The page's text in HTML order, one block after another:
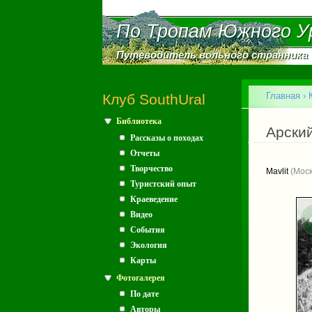
По Тропам Южного
По Тропам Южного
Путеводитель вольного странника
Путеводитель вольного странника
Клуб SouthUral
Библиотека
Рассказы о походах
Отчеты
Творчество
Туристский опыт
Краеведение
Видео
События
Экология
Карты
Фотогалерея
По дате
Авторы
Вы
Главная ›
Mavlit